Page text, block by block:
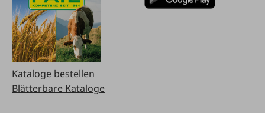
Kataloge bestellen
Blätterbare Kataloge